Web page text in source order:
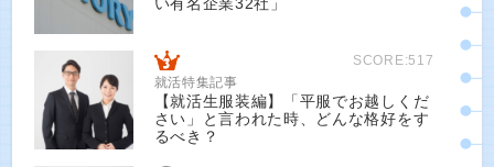
い有名企業32社」
SCORE:517
就活特集記事
【就活生服装編】「平服でお越しくだ
さい」と言われた時、どんな格好をす
るべき？